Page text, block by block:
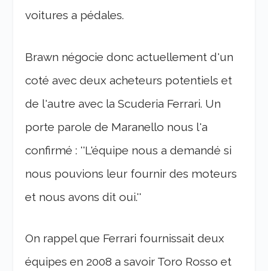
voitures a pédales.
Brawn négocie donc actuellement d'un
coté avec deux acheteurs potentiels et
de l'autre avec la Scuderia Ferrari. Un
porte parole de Maranello nous l'a
confirmé : ''L'équipe nous a demandé si
nous pouvions leur fournir des moteurs
et nous avons dit oui.''
On rappel que Ferrari fournissait deux
équipes en 2008 a savoir Toro Rosso et